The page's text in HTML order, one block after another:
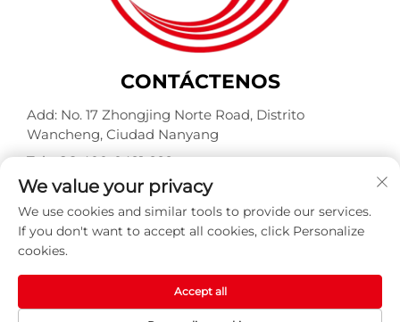
CONTÁCTENOS
Add: No. 17 Zhongjing Norte Road, Distrito
Wancheng, Ciudad Nanyang
Tel.:+86-400-0491-999
Correo electrónico:[email protected]
Derechos de autor © Nanyang Explosion Proof Weite
de privacidad-
We value your privacy
We use cookies and similar tools to provide our services.
If you don't want to accept all cookies, click Personalize
cookies.
Accept all